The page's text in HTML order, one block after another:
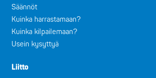
Säännöt
Kuinka harrastamaan?
Kuinka kilpailemaan?
Usein kysyttyä
Liitto